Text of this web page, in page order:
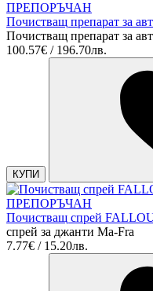
ПРЕПОРЪЧАН
Почистващ препарат за
Почистващ препарат за
100.57€ / 196.70лв.
КУПИ
ПРЕПОРЪЧАН
Почистващ спрей
спрей за джанти Ma-Fra
7.77€ / 15.20лв.